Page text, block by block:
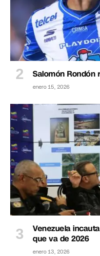
Salomón Rondón
enero 15, 2026
Venezuela
que va de 2026
enero 13, 2026